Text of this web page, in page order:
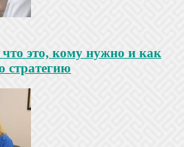
это, кому нужно и как
стратегию